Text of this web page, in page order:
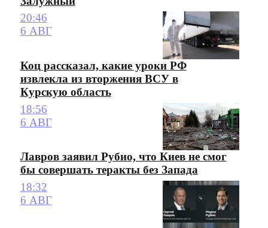
20:46
6 АВГ
Коц рассказал, какие уроки РФ
извлекла из вторжения ВСУ в
Курскую область
18:56
6 АВГ
Лавров заявил Рубио, что Киев не смог
бы совершать теракты без Запада
18:32
6 АВГ